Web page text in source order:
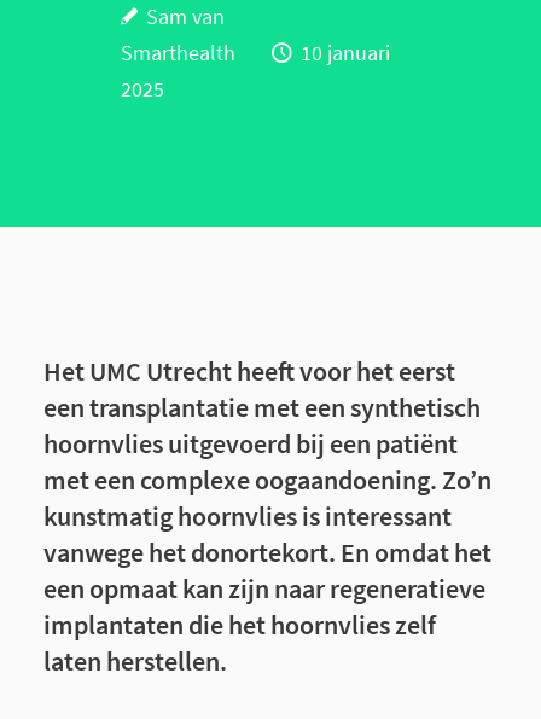
Sam van
Smarthealth
10 januari
2025
Het UMC Utrecht heeft voor het eerst
een transplantatie met een synthetisch
hoornvlies uitgevoerd bij een patiënt
met een complexe oogaandoening. Zo’n
kunstmatig hoornvlies is interessant
vanwege het donortekort. En omdat het
een opmaat kan zijn naar regeneratieve
implantaten die het hoornvlies zelf
laten herstellen.